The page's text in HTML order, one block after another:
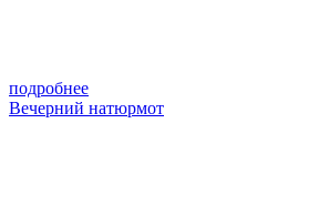
подробнее
Вечерний натюрмот